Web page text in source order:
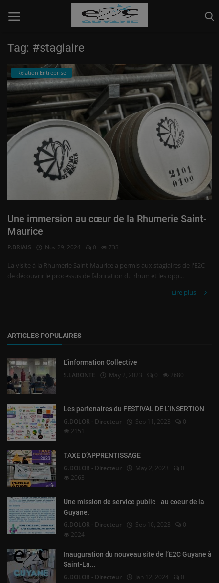
Info page
Pédagogique
Relation Entreprise
Vie collective
Connexion
Tag: #stagiaire
Relation Entreprise
Une immersion au cœur de la Rhumerie Saint-
Maurice
P.BRIAIS Nov 29, 2024 0 733
La visite à la Rhumerie Saint-Maurice a permis aux stagiaires de l'E2C
de découvrir le processus de fabrication du rhum et les opp...
Lire plus
ARTICLES POPULAIRES
L’information Collective
S.LABONTE May 2, 2023 0 2680
Les partenaires du FESTIVAL DE L’INSERTION
G.DOLOR - Directeur Sep 11, 2023
0
2151
TAXE D’APPRENTISSAGE
G.DOLOR - Directeur May 2, 2023
0
2063
Une mission de service public au coeur de la
Guyane.
G.DOLOR - Directeur Sep 10, 2023
0
2024
Inauguration du nouveau site de l’E2C Guyane à
Saint-La...
G.DOLOR - Directeur Jan 12, 2024
0